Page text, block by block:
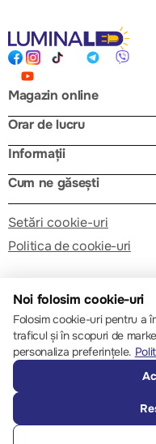
Magazin online
Orar de lucru
Informații
Cum ne găsești
Setări cookie-uri
Politica de cookie-uri
©
Noi folosim cookie-uri
Folosim cookie-uri pentru a
traficul și în scopuri de
personaliza preferințele.